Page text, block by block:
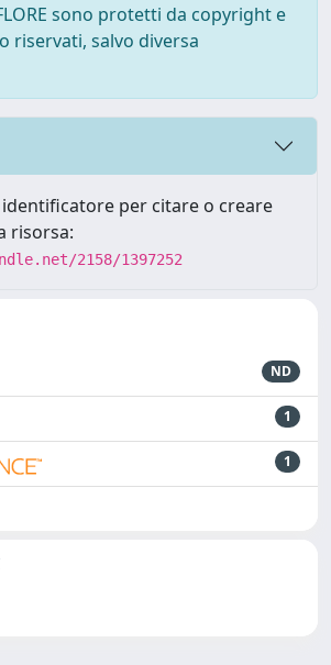
sono protetti da copyright e
riservati, salvo diversa
per citare o creare
risorsa:
2158/1397252
ND
1
1